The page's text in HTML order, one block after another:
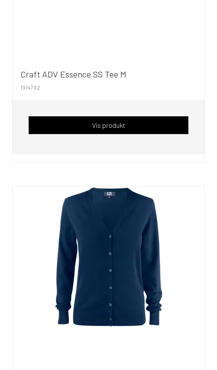
Craft ADV Essence SS Tee M
1914792
Vis produkt